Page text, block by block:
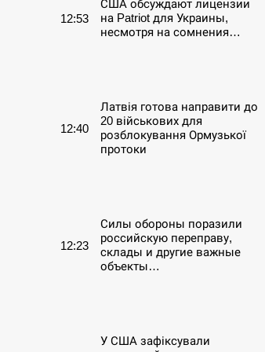
12:53
США обсуждают лицензии
на Patriot для Украины,
несмотря на сомнения…
12:40
Латвія готова направити до
20 військових для
розблокування Ормузької
протоки
12:23
Силы обороны поразили
российскую переправу,
склады и другие важные
объекты…
У США зафіксували